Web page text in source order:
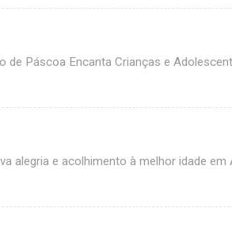
de Páscoa Encanta Crianças e
alegria e acolhimento à melhor idade